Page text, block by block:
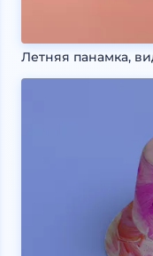
Летняя панамка,